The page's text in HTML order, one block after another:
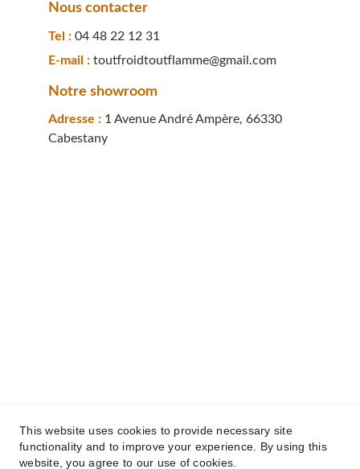
E-mail : toutfroidtoutflamme@gmail.com
Tel : 04 48 22 12 31
Toutfroidtoutflamme© 2025. Tout droits
Adresse : 1 Avenue André Ampère, 66330
Cabestany
Notre showroom
Nous contacter
This website uses cookies to provide necessary site
functionality and to improve your experience. By using this
website, you agree to our use of cookies.